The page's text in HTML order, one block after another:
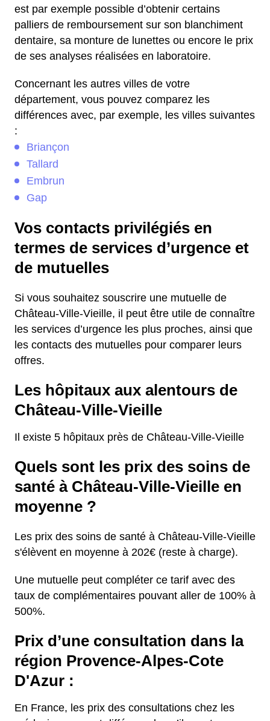
est par exemple possible d’obtenir certains
palliers de remboursement sur son blanchiment
dentaire, sa monture de lunettes ou encore le prix
de ses analyses réalisées en laboratoire.
Concernant les autres villes de votre
département, vous pouvez comparez les
différences avec, par exemple, les villes suivantes
:
Briançon
Tallard
Embrun
Gap
Vos contacts privilégiés en
termes de services d’urgence et
de mutuelles
Si vous souhaitez souscrire une mutuelle de
Château-Ville-Vieille, il peut être utile de connaître
les services d’urgence les plus proches, ainsi que
les contacts des mutuelles pour comparer leurs
offres.
Les hôpitaux aux alentours de
Château-Ville-Vieille
Il existe 5 hôpitaux près de Château-Ville-Vieille
Quels sont les prix des soins de
santé à Château-Ville-Vieille en
moyenne ?
Les prix des soins de santé à Château-Ville-Vieille
s'élèvent en moyenne à 202€ (reste à charge).
Une mutuelle peut compléter ce tarif avec des
taux de complémentaires pouvant aller de 100% à
500%.
Prix d’une consultation dans la
région Provence-Alpes-Cote
D'Azur :
En France, les prix des consultations chez les